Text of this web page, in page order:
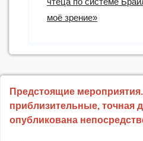
моё зрение»
Предстоящие
приблизительные, точная
опубликована